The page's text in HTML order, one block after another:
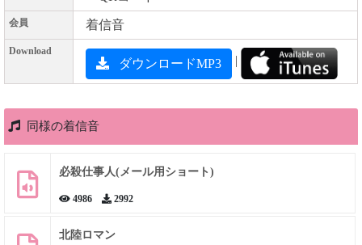
会員 着信音
Download
ダウンロードMP3 |
同様の着信音
必殺仕事人(メール用ショート)
4986 2992
北陸ロマン